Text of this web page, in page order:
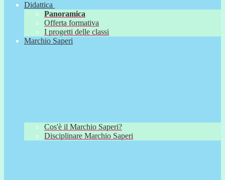
Didattica
Panoramica
Offerta formativa
I progetti delle classi
Marchio Saperi
Cos'è il Marchio Saperi?
Disciplinare Marchio Saperi